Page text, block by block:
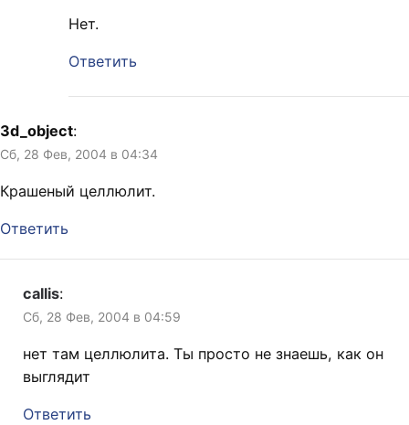
Нет.
Ответить
3d_object:
Сб, 28 Фев, 2004 в 04:34
Крашеный целлюлит.
Ответить
callis:
Сб, 28 Фев, 2004 в 04:59
нет там целлюлита. Ты просто не знаешь, как он
выглядит
Ответить